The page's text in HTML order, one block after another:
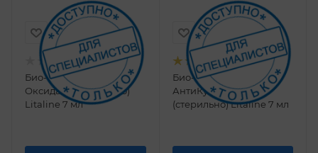
Био-сыворотка Анти
Оксидант (стерильно)
Litaline 7 мл
Био-сыворотка
АнтиКупероз
(стерильно) Litaline 7 мл